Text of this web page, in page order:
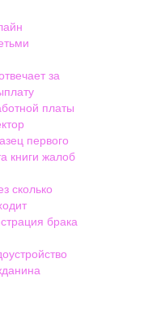
за
платы
первого
книги жалоб
сколько
брака